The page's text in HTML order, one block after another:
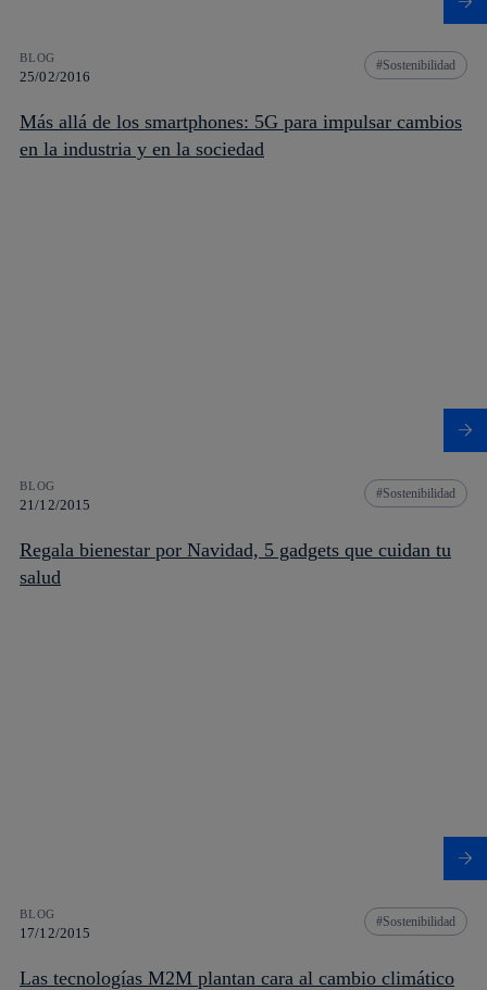
BLOG
25/02/2016
Sostenibilidad
Más allá de los smartphones: 5G para impulsar cambios
en la industria y en la sociedad
BLOG
21/12/2015
Sostenibilidad
Regala bienestar por Navidad, 5 gadgets que cuidan tu
salud
BLOG
17/12/2015
Sostenibilidad
Las tecnologías M2M plantan cara al cambio climático